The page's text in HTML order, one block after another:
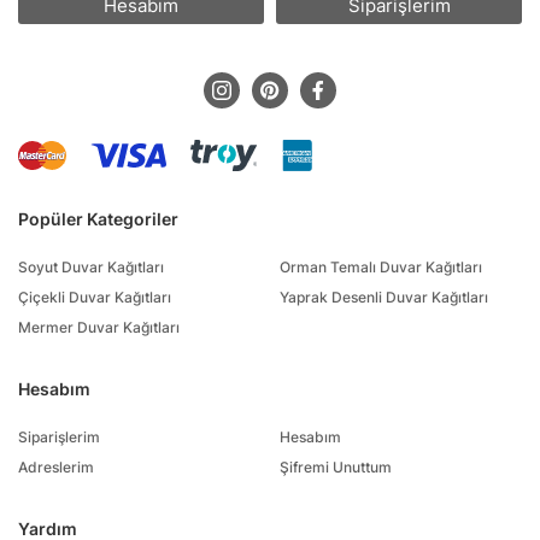
Popüler Kategoriler
Soyut Duvar Kağıtları
Çiçekli Duvar Kağıtları
Mermer Duvar Kağıtları
Orman Temalı Duvar Kağıtları
Yaprak Desenli Duvar Kağıtları
Hesabım
Siparişlerim
Adreslerim
Hesabım
Şifremi Unuttum
Yardım
Hesabım Siparişlerim